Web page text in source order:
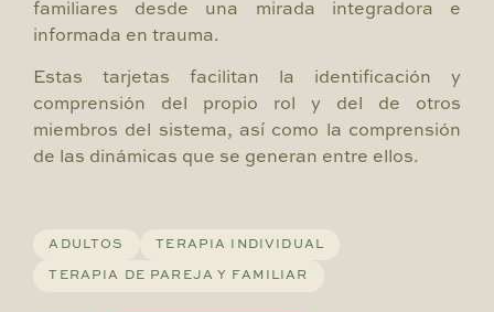
familiares desde una mirada integradora e
informada en trauma.
Estas tarjetas facilitan la identificación y
comprensión del propio rol y del de otros
miembros del sistema, así como la comprensión
de las dinámicas que se generan entre ellos.
ADULTOS TERAPIA INDIVIDUAL
TERAPIA DE PAREJA Y FAMILIAR